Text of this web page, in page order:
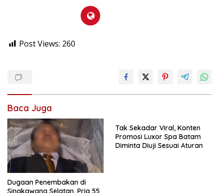
Post Views: 260
Baca Juga
Dugaan Penembakan di
Singkawang Selatan, Pria 55
Tak Sekadar Viral, Konten
Promosi Luxor Spa Batam
Diminta Diuji Sesuai Aturan